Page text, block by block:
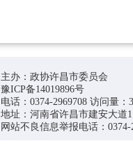
主办：政协许昌市委员会
豫ICP备14019896号
电话：0374-2969708 访问量：
地址：河南省许昌市建安大道
网站不良信息举报电话：